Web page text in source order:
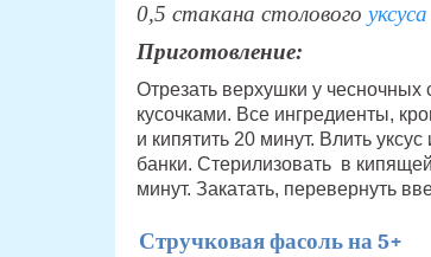
0,5 стакана столового уксуса
Приготовление:
Отрезать верхушки у
кусочками. Все ингредиенты,
и кипятить 20 минут. Влить
банки. Стерилизовать в
минут. Закатать, перевернуть
Стручковая фасоль на 5+